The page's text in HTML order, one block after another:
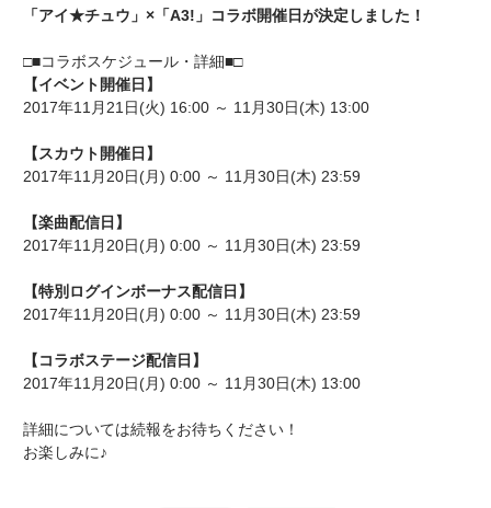
「アイ★チュウ」×「A3!」コラボ開催日が決定しました！
□■コラボスケジュール・詳細■□
【イベント開催日】
2017年11月21日(火) 16:00 ～ 11月30日(木) 13:00
【スカウト開催日】
2017年11月20日(月) 0:00 ～ 11月30日(木) 23:59
【楽曲配信日】
2017年11月20日(月) 0:00 ～ 11月30日(木) 23:59
【特別ログインボーナス配信日】
2017年11月20日(月) 0:00 ～ 11月30日(木) 23:59
【コラボステージ配信日】
2017年11月20日(月) 0:00 ～ 11月30日(木) 13:00
詳細については続報をお待ちください！
お楽しみに♪